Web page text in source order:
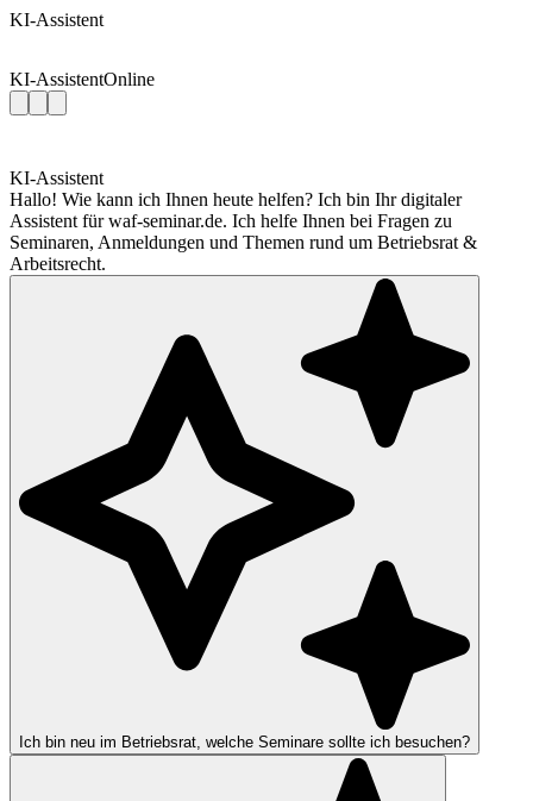
KI-Assistent
KI-AssistentOnline
KI-Assistent
Hallo! Wie kann ich Ihnen heute helfen? Ich bin Ihr digitaler
Assistent für waf-seminar.de. Ich helfe Ihnen bei Fragen zu
Seminaren, Anmeldungen und Themen rund um Betriebsrat &
Arbeitsrecht.
Ich bin neu im Betriebsrat, welche Seminare sollte ich besuchen?